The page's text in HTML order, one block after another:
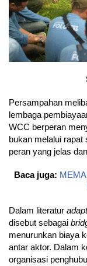
Persampahan
lembaga
WCC berperan
bukan melalui rapat
peran yang jelas
Baca juga:
Dalam literatur
disebut sebagai
menurunkan biaya
antar aktor. Dalam
organisasi